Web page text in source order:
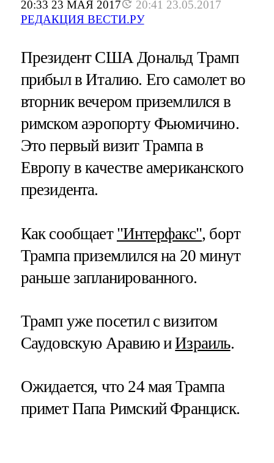
20:33 23 МАЯ 2017
20:41 23.05.2017
РЕДАКЦИЯ ВЕСТИ.РУ
Президент США Дональд Трамп
прибыл в Италию. Его самолет во
вторник вечером приземлился в
римском аэропорту Фьюмичино.
Это первый визит Трампа в
Европу в качестве американского
президента.
Как сообщает "Интерфакс", борт
Трампа приземлился на 20 минут
раньше запланированного.
Трамп уже посетил с визитом
Саудовскую Аравию иИзраиль.
Ожидается, что 24 мая Трампа
примет Папа Римский Франциск.